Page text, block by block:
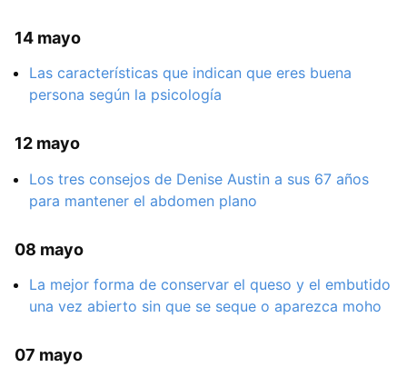
14 mayo
Las características que indican que eres buena
persona según la psicología
12 mayo
Los tres consejos de Denise Austin a sus 67 años
para mantener el abdomen plano
08 mayo
La mejor forma de conservar el queso y el embutido
una vez abierto sin que se seque o aparezca moho
07 mayo